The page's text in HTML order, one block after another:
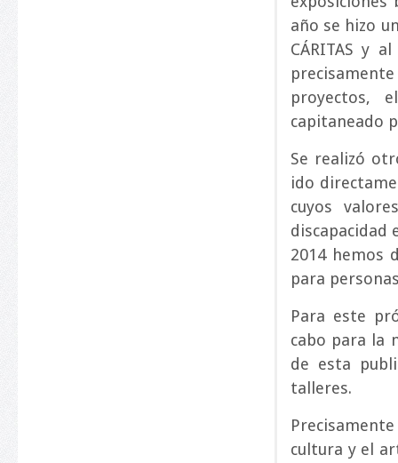
año se hizo
CÁRITAS y
proyectos,
capitaneado
Se realizó
ido
cuyos
discapacidad
2014 hemos
para
Para este
cabo para la
de esta
talleres.
cultura y el